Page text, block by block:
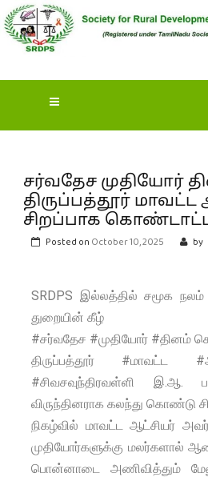
S OCIETY
DEVELOPMENT
(SRDPS)
சர்வதேச முதியோர்
திருப்பத்தூர் மாவட்ட
சிறப்பாக
Posted on October 10, 2025 by
SRDPS இல்லத்தில் சமூக நலம்
துறையின் கீழ்
#சர்வதேச #முதியோர் #தினம்
திருப்பத்தூர் #மாவட்ட
#சிவசவுந்திரவள்ளி இ.ஆ.
விருந்தினராக கலந்து கொண்டு
நிகழ்வில் மாவட்ட ஆட்சியர்
முதியோர்களுக்கு மலர்களால்
பொன்னாடை அணிவித்தும்